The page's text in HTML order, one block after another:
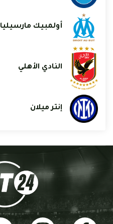
أولمبيك مارسيليا
النادي الأهلي
إنتر ميلان